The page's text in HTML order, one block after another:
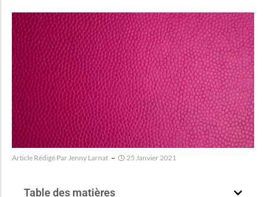
Article Rédigé ParJenny Larnat 25 Janvier 2021
Table des matières